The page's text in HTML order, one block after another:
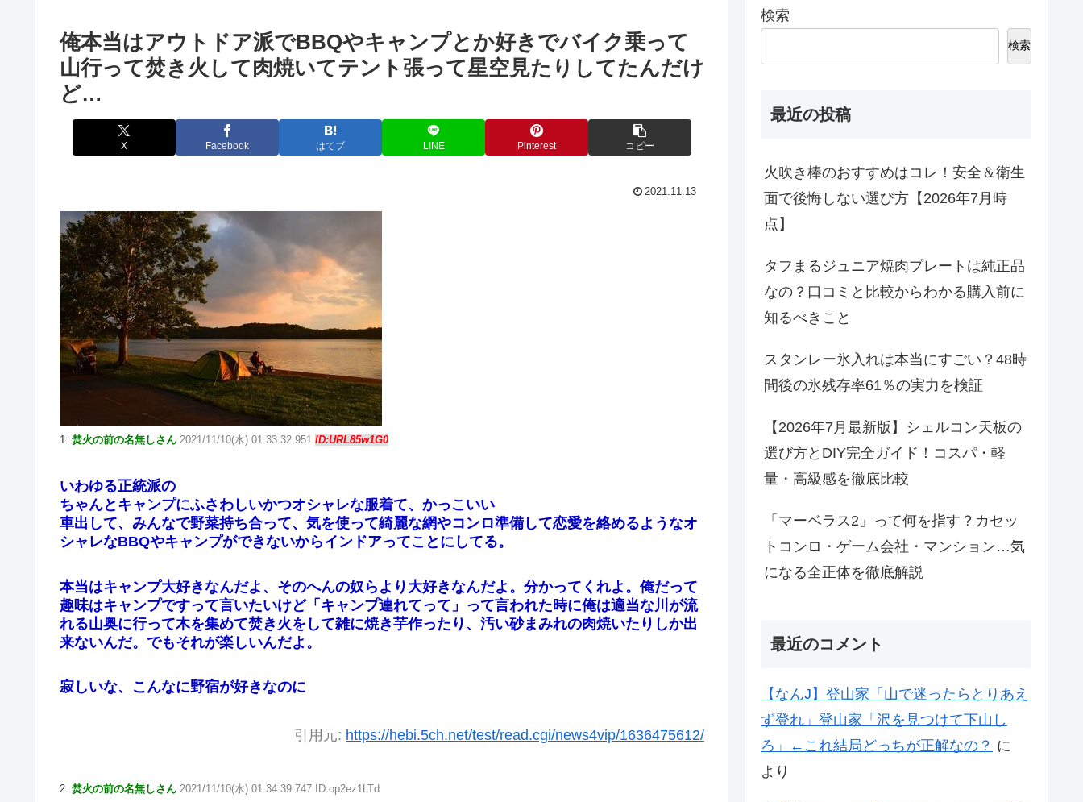
俺本当はアウトドア派でBBQやキャンプとか好きでバイク乗って
山行って焚き火して肉焼いてテント張って星空見たりしてたんだけ
ど…
X Facebook はてブ LINE Pinterest コピー
2021.11.13
1: 焚火の前の名無しさん 2021/11/10(水) 01:33:32.951 ID:URL85w1G0
いわゆる正統派の
ちゃんとキャンプにふさわしいかつオシャレな服着て、かっこいい
車出して、みんなで野菜持ち合って、気を使って綺麗な網やコンロ準備して恋愛を絡めるようなオ
シャレなBBQやキャンプができないからインドアってことにしてる。
本当はキャンプ大好きなんだよ、そのへんの奴らより大好きなんだよ。分かってくれよ。俺だって
趣味はキャンプですって言いたいけど「キャンプ連れてって」って言われた時に俺は適当な川が流
れる山奥に行って木を集めて焚き火をして雑に焼き芋作ったり、汚い砂まみれの肉焼いたりしか出
来ないんだ。でもそれが楽しいんだよ。
寂しいな、こんなに野宿が好きなのに
引用元: https://hebi.5ch.net/test/read.cgi/news4vip/1636475612/
2: 焚火の前の名無しさん 2021/11/10(水) 01:34:39.747 ID:op2ez1LTd
検索
検索
最近の投稿
火吹き棒のおすすめはコレ！安全＆衛生
面で後悔しない選び方【2026年7月時
点】
タフまるジュニア焼肉プレートは純正品
なの？口コミと比較からわかる購入前に
知るべきこと
スタンレー氷入れは本当にすごい？48時
間後の氷残存率61％の実力を検証
【2026年7月最新版】シェルコン天板の
選び方とDIY完全ガイド！コスパ・軽
量・高級感を徹底比較
「マーベラス2」って何を指す？カセッ
トコンロ・ゲーム会社・マンション…気
になる全正体を徹底解説
最近のコメント
【なんJ】登山家「山で迷ったらとりあえ
ず登れ」登山家「沢を見つけて下山し
ろ」←これ結局どっちが正解なの？ に
より